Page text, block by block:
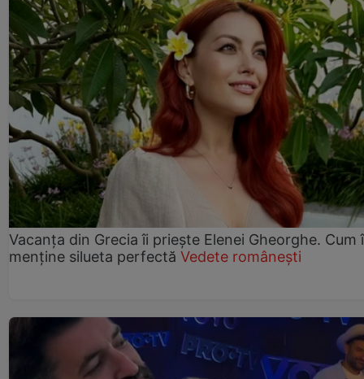
Vacanța din Grecia îi priește Elenei Gheorghe. Cum
menține silueta perfectă Vedete românești